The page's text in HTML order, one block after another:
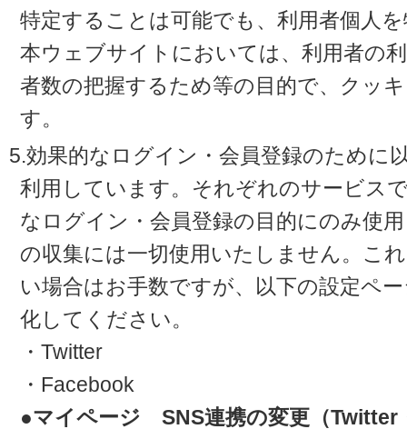
特定することは可能でも、利用者個人
本ウェブサイトにおいては、利用者の
者数の把握するため等の目的で、クッ
す。
5.効果的なログイン・会員登録のために
利用しています。それぞれのサービス
なログイン・会員登録の目的にのみ使
の収集には一切使用いたしません。こ
い場合はお手数ですが、以下の設定ペ
化してください。
・Twitter
・Facebook
●マイページ SNS連携の変更（Twitter